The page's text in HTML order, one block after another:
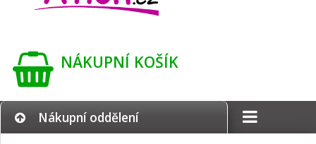
NÁKUPNÍ KOŠÍK
Nákupní oddělení